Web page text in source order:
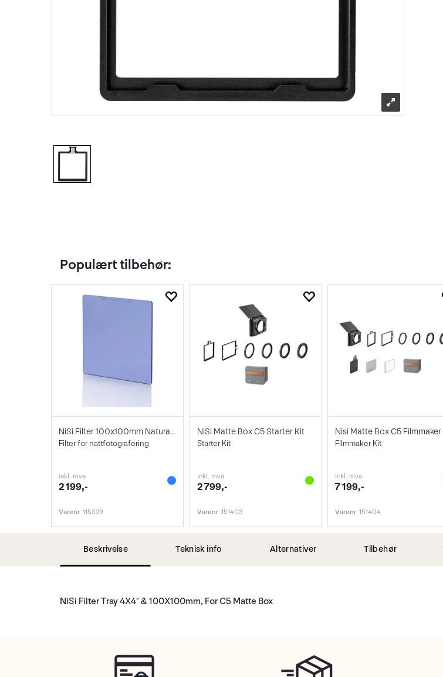
Populært tilbehør:
NiSi Filter 100x100mm Natural Night
Filter for nattfotografering
inkl. mva
2 199,-
Varenr 115329
NiSi Matte Box C5 Starter Kit
Starter Kit
inkl. mva
2 799,-
Varenr 151403
Filmmaker Kit
inkl. mva
7 199,-
Varenr 151404
Beskrivelse Teknisk info Alternativer Tilbehør
NiSi Filter Tray 4X4" & 100X100mm, For C5 Matte Box